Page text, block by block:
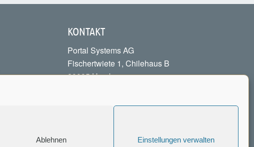
Ablehnen Einstellungen verwalten
KONTAKT
Portal Systems AG
Fischertwiete 1, Chilehaus B
20095 Hamburg
info[at]portalsystems.de